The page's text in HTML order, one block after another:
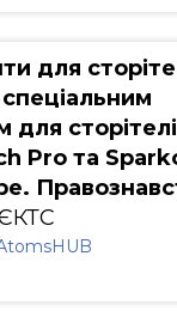
для
для
Pro та